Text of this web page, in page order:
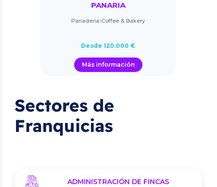
PANARIA
Panadería-Coffee & Bakery
Desde 120.000 €
Más información
Sectores de
Franquicias
ADMINISTRACIÓN DE FINCAS